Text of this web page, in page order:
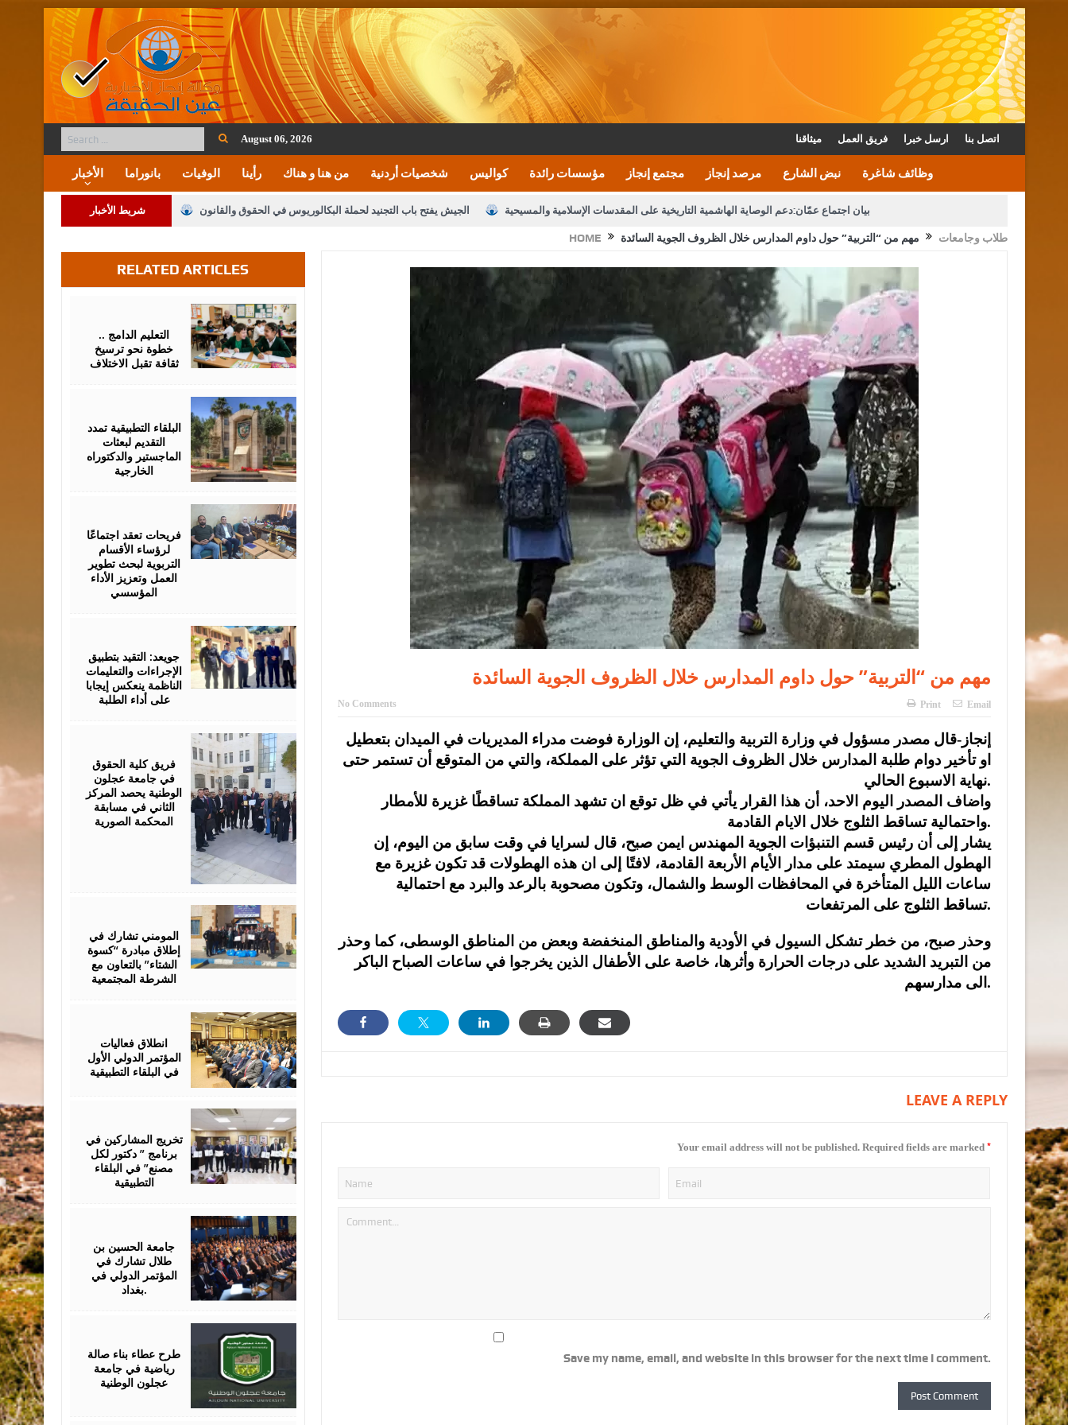
August 06, 2026 ميثاقنا فريق العمل ارسل خبرا اتصل بنا
الأخبار بانوراما الوفيات رأينا من هنا و هناك شخصيات أردنية كواليس مؤسسات رائدة مجتمع إنجاز مرصد إنجاز نبض الشارع وظائف شاغرة
شريط الأخبار الجيش يفتح باب التجنيد لحملة البكالوريوس في الحقوق والقانون بيان اجتماع عمّان:دعم الوصاية الهاشمية التاريخية على المقدسات الإسلامية والمسيحية
النواب يقر مشروع تعديل قانون الملكية العقارية
القاضي يلتقي رؤساء تحرير الصحف اليومية ويؤكد حرص مجلس النواب على شراكة فاعلة مع الإعلام دعوة المكلفين بخدمة العلم (الدفعة الثالثة) إلى مراجعة منصة خدمة العلم
الملك يلتقي مجموعة من رفاق السلاح الملك يتلقى اتصالا هاتفيا من العاهل البحريني القاضي محمود أحمد فريحات.. مبارك ومزيدا من التوفيق
عارف بيك فريحات.. مبارك وبكم تزهو المناصب
HOME طلاب وجامعات مهم من “التربية” حول داوم المدارس خلال الظروف الجوية السائدة
مهم من “التربية” حول داوم المدارس خلال الظروف الجوية السائدة
No Comments Print Email
إنجاز-قال مصدر مسؤول في وزارة التربية والتعليم، إن الوزارة فوضت مدراء المديريات في الميدان بتعطيل
او تأخير دوام طلبة المدارس خلال الظروف الجوية التي تؤثر على المملكة، والتي من المتوقع أن تستمر حتى
نهاية الاسبوع الحالي.
واضاف المصدر اليوم الاحد، أن هذا القرار يأتي في ظل توقع ان تشهد المملكة تساقطًا غزيرة للأمطار
واحتمالية تساقط الثلوج خلال الايام القادمة.
يشار إلى أن رئيس قسم التنبؤات الجوية المهندس ايمن صبح، قال لسرايا في وقت سابق من اليوم، إن
الهطول المطري سيمتد على مدار الأيام الأربعة القادمة، لافتًا إلى ان هذه الهطولات قد تكون غزيرة مع
ساعات الليل المتأخرة في المحافظات الوسط والشمال، وتكون مصحوبة بالرعد والبرد مع احتمالية
تساقط الثلوج على المرتفعات.
وحذر صبح، من خطر تشكل السيول في الأودية والمناطق المنخفضة وبعض من المناطق الوسطى، كما وحذر
من التبريد الشديد على درجات الحرارة وأثرها، خاصة على الأطفال الذين يخرجوا في ساعات الصباح الباكر
الى مدارسهم.
LEAVE A REPLY
Your email address will not be published. Required fields are marked *
Save my name, email, and website in this browser for the next time I comment.
RELATED ARTICLES
التعليم الدامج ..
خطوة نحو ترسيخ
ثقافة تقبل الاختلاف
البلقاء التطبيقية تمدد
التقديم لبعثات
الماجستير والدكتوراه
الخارجية
فريحات تعقد اجتماعًا
لرؤساء الأقسام
التربوية لبحث تطوير
العمل وتعزيز الأداء
المؤسسي
2026
جويعد: التقيد بتطبيق
الإجراءات والتعليمات
الناظمة ينعكس إيجابا
على أداء الطلبة
فريق كلية الحقوق
في جامعة عجلون
الوطنية يحصد المركز
الثاني في مسابقة
المحكمة الصورية
المومني تشارك في
إطلاق مبادرة “كسوة
الشتاء” بالتعاون مع
الشرطة المجتمعية
انطلاق فعاليات
المؤتمر الدولي الأول
في البلقاء التطبيقية
تخريج المشاركين في
برنامج ” دكتور لكل
مصنع” في البلقاء
التطبيقية
جامعة الحسين بن
طلال تشارك في
المؤتمر الدولي في
بغداد.
طرح عطاء بناء صالة
رياضية في جامعة
عجلون الوطنية
2023